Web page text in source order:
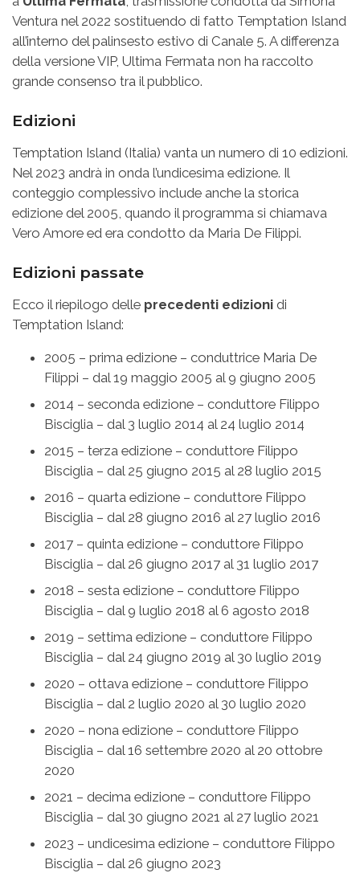
Ventura nel 2022 sostituendo di fatto Temptation Island
all’interno del palinsesto estivo di Canale 5. A differenza
della versione VIP, Ultima Fermata non ha raccolto
grande consenso tra il pubblico.
Edizioni
Temptation Island (Italia) vanta un numero di 10 edizioni.
Nel 2023 andrà in onda l’undicesima edizione. Il
conteggio complessivo include anche la storica
edizione del 2005, quando il programma si chiamava
Vero Amore ed era condotto da Maria De Filippi.
Edizioni passate
Ecco il riepilogo delle precedenti edizioni di
Temptation Island:
2005 – prima edizione – conduttrice Maria De
Filippi – dal 19 maggio 2005 al 9 giugno 2005
2014 – seconda edizione – conduttore Filippo
Bisciglia – dal 3 luglio 2014 al 24 luglio 2014
2015 – terza edizione – conduttore Filippo
Bisciglia – dal 25 giugno 2015 al 28 luglio 2015
2016 – quarta edizione – conduttore Filippo
Bisciglia – dal 28 giugno 2016 al 27 luglio 2016
2017 – quinta edizione – conduttore Filippo
Bisciglia – dal 26 giugno 2017 al 31 luglio 2017
2018 – sesta edizione – conduttore Filippo
Bisciglia – dal 9 luglio 2018 al 6 agosto 2018
2019 – settima edizione – conduttore Filippo
Bisciglia – dal 24 giugno 2019 al 30 luglio 2019
2020 – ottava edizione – conduttore Filippo
Bisciglia – dal 2 luglio 2020 al 30 luglio 2020
2020 – nona edizione – conduttore Filippo
Bisciglia – dal 16 settembre 2020 al 20 ottobre
2020
2021 – decima edizione – conduttore Filippo
Bisciglia – dal 30 giugno 2021 al 27 luglio 2021
2023 – undicesima edizione – conduttore Filippo
Bisciglia – dal 26 giugno 2023